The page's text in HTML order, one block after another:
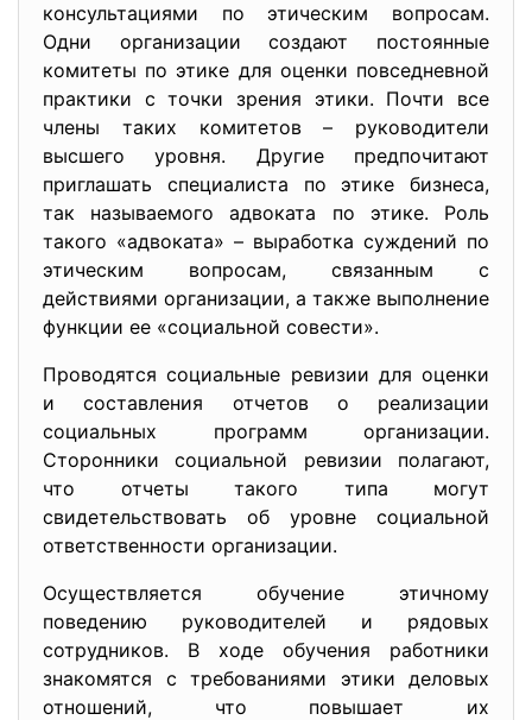
консультациями по этическим вопросам.
Одни организации создают постоянные
комитеты по этике для оценки повседневной
практики с точки зрения этики. Почти все
члены таких комитетов – руководители
высшего уровня. Другие предпочитают
приглашать специалиста по этике бизнеса,
так называемого адвоката по этике. Роль
такого «адвоката» – выработка суждений по
этическим вопросам, связанным с
действиями организации, а также выполнение
функции ее «социальной совести».
Проводятся социальные ревизии для оценки
и составления отчетов о реализации
социальных программ организации.
Сторонники социальной ревизии полагают,
что отчеты такого типа могут
свидетельствовать об уровне социальной
ответственности организации.
Осуществляется обучение этичному
поведению руководителей и рядовых
сотрудников. В ходе обучения работники
знакомятся с требованиями этики деловых
отношений, что повышает их